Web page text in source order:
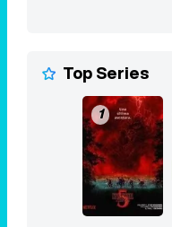
Top Series
1